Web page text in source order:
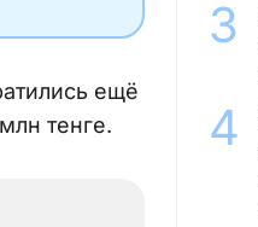
ещё
тенге.